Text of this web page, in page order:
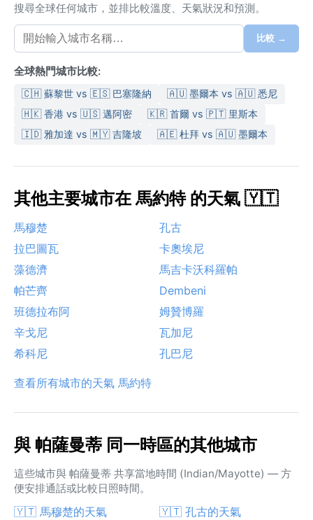
搜尋全球任何城市，並排比較溫度、天氣狀況和預測。
比較 →
全球熱門城市比較:
🇨🇭 蘇黎世 vs 🇪🇸 巴塞隆納
🇦🇺 墨爾本 vs 🇦🇺 悉尼
🇭🇰 香港 vs 🇺🇸 邁阿密
🇰🇷 首爾 vs 🇵🇹 里斯本
🇮🇩 雅加達 vs 🇲🇾 吉隆坡
🇦🇪 杜拜 vs 🇦🇺 墨爾本
其他主要城市在 馬約特 的天氣 🇾🇹
馬穆楚
孔古
拉巴圖瓦
卡奧埃尼
藻德濟
馬吉卡沃科羅帕
帕芒齊
Dembeni
班德拉布阿
姆贊博羅
辛戈尼
瓦加尼
希科尼
孔巴尼
查看所有城市的天氣 馬約特
與 帕薩曼蒂 同一時區的其他城市
這些城市與 帕薩曼蒂 共享當地時間 (Indian/Mayotte) — 方
便安排通話或比較日照時間。
🇾🇹 馬穆楚的天氣 🇾🇹 孔古的天氣